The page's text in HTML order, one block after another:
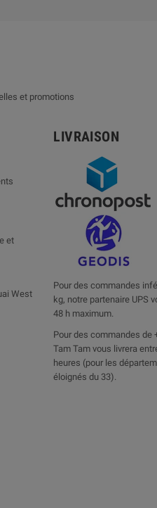
et promotions
et
West
LIVRAISON
Pour des commandes
kg, notre partenaire UPS
48 h maximum.
Pour des commandes de
Tam Tam vous livrera
heures (pour les
éloignés du 33).